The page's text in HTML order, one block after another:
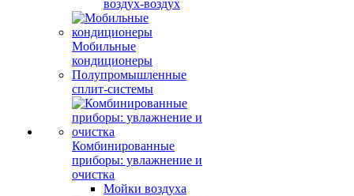
воздух-воздух
Мобильные
кондиционеры
Полупромышленные
сплит-системы
Комбинированные
приборы: увлажнение и
очистка
Мойки воздуха